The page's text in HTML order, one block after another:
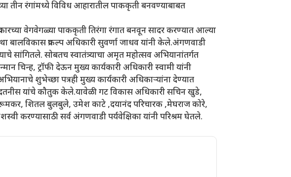
तीन रंगांमध्ये विविध आहारातील पाककृती बनवण्याबाबत
वेगवेगळ्या पाककृती तिरंगा रंगात बनवून सादर करण्यात आल्या
बालविकास प्रकल्प अधिकारी सुवर्णा जाधव यांनी केले.अंगणवाडी
सांगितले. सोबतच स्वातंत्र्याचा अमृत महोत्सव अभियानांतर्गत
चिन्ह, ट्रॉफी देऊन मुख्य कार्यकारी अधिकारी स्वामी यांनी
शुभेच्छा पत्रही मुख्य कार्यकारी अधिकाऱ्यांना देण्यात
यांचे कौतुक केले.यावेळी गट विकास अधिकारी सचिन खुडे,
शितल बुलबुले, उमेश काटे ,दयानंद परिचारक ,मेघराज कोरे,
करण्यासाठी सर्व अंगणवाडी पर्यवेक्षिका यांनी परिश्रम घेतले.